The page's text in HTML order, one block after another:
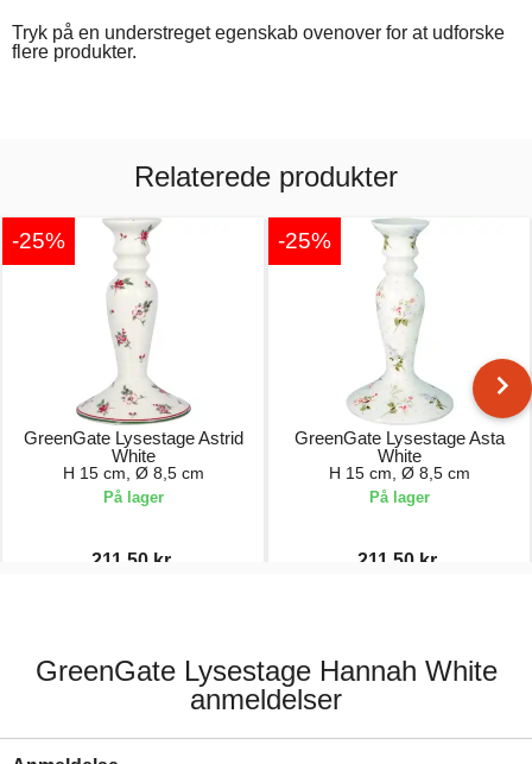
Tryk på en understreget egenskab ovenover for at udforske
flere produkter.
Relaterede produkter
-25%
GreenGate Lysestage Astrid
White
H 15 cm, Ø 8,5 cm
På lager
211,50 kr.
-25%
GreenGate Lysestage Asta
White
H 15 cm, Ø 8,5 cm
På lager
211,50 kr.
GreenGate Lysestage Hannah White
anmeldelser